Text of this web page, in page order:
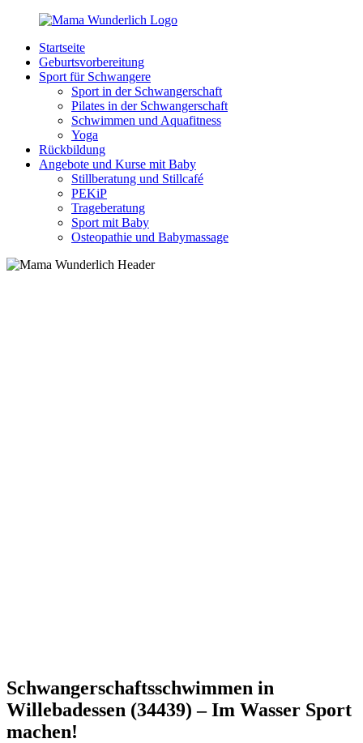
Zurück
Inhalt
MamaWunderlich.de
Mutti
sein
wunderbar!
Startseite
Geburtsvorbereitung
Sport für Schwangere
Sport in der Schwangerschaft
Pilates in der Schwangerschaft
Schwimmen und Aquafitness
Yoga
Rückbildung
Angebote und Kurse mit Baby
Stillberatung und Stillcafé
PEKiP
Trageberatung
Sport mit Baby
Osteopathie und Babymassage
Schwangerschaftsschwimmen in
Willebadessen (34439) – Im Wasser Sport
machen!